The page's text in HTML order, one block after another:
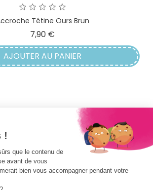
Tétine Ours Brun
7,90 €
AJOUTER AU PANIER